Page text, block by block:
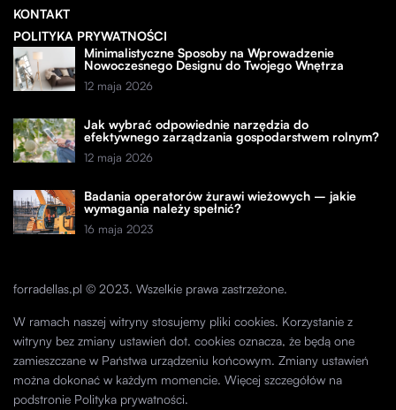
KONTAKT
POLITYKA PRYWATNOŚCI
Minimalistyczne Sposoby na Wprowadzenie
Nowoczesnego Designu do Twojego Wnętrza
12 maja 2026
Jak wybrać odpowiednie narzędzia do
efektywnego zarządzania gospodarstwem rolnym?
12 maja 2026
Badania operatorów żurawi wieżowych – jakie
wymagania należy spełnić?
16 maja 2023
forradellas.pl © 2023. Wszelkie prawa zastrzeżone.
W ramach naszej witryny stosujemy pliki cookies. Korzystanie z
witryny bez zmiany ustawień dot. cookies oznacza, że będą one
zamieszczane w Państwa urządzeniu końcowym. Zmiany ustawień
można dokonać w każdym momencie. Więcej szczegółów na
podstronie Polityka prywatności.